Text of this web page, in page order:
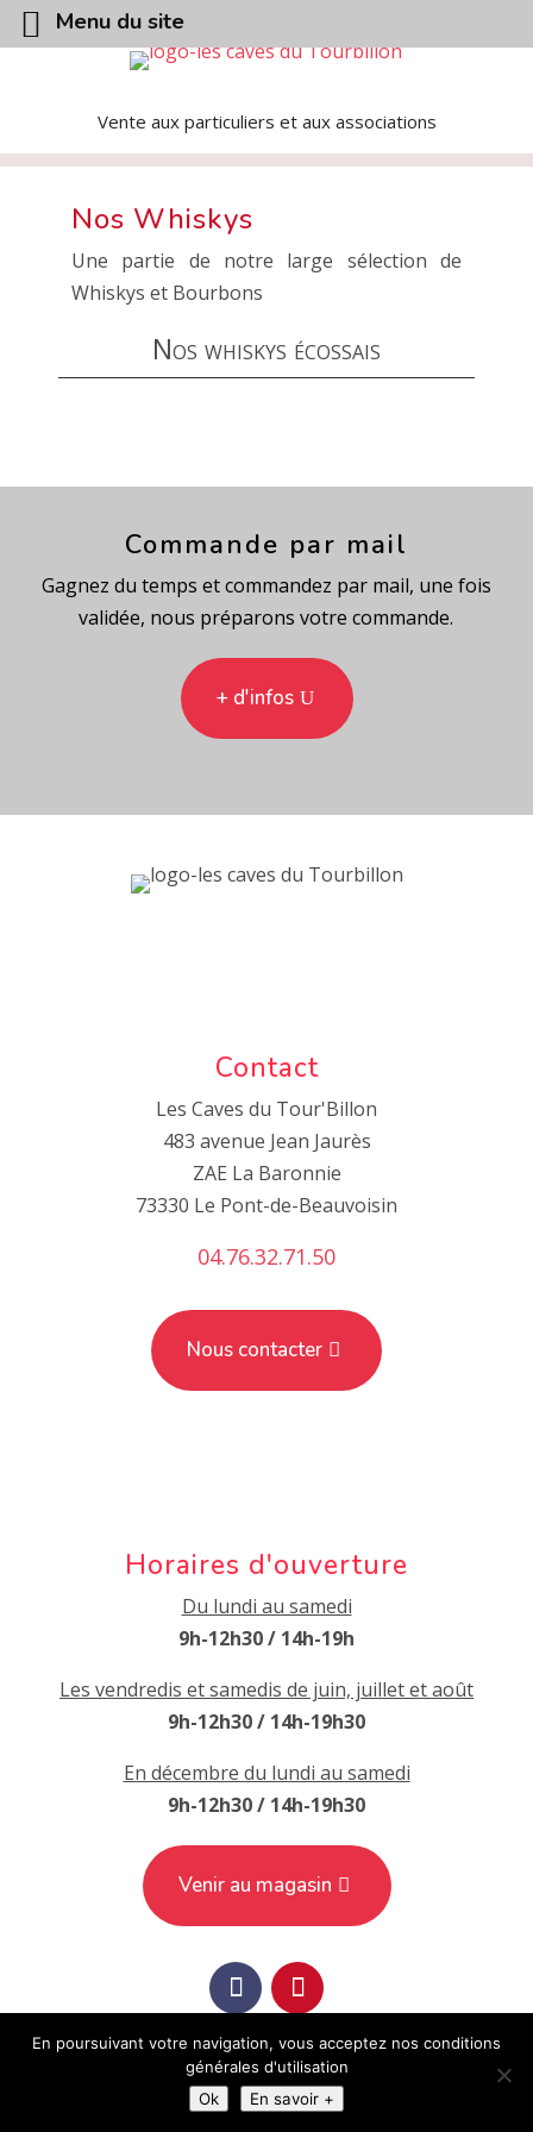
Vente aux particuliers et aux associations
Nos Whiskys
Une partie de notre large sélection de
Whiskys et Bourbons
Nos whiskys écossais
Commande par mail
Gagnez du temps et commandez par mail, une fois
validée, nous préparons votre commande.
+ d'infos
Contact
Les Caves du Tour'Billon
483 avenue Jean Jaurès
ZAE La Baronnie
73330 Le Pont-de-Beauvoisin
04.76.32.71.50
Nous contacter
Horaires d'ouverture
Du lundi au samedi
9h-12h30 / 14h-19h
Les vendredis et samedis de juin, juillet et août
9h-12h30 / 14h-19h30
En décembre du lundi au samedi
9h-12h30 / 14h-19h30
Venir au magasin
Mentions légales, Politique de confidentialité, CGV
| L'abus d'alcool est
dangereux pour la santé, à consommer avec modération
Menu du site
En poursuivant votre navigation, vous acceptez nos conditions
générales d'utilisation
Ok
En savoir +